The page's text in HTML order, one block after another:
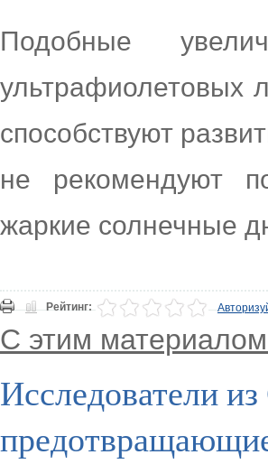
Подобные
ультрафиолетовых
способствуют
не рекомендуют
жаркие солнечные
Рейтинг:
С этим
Исследователи